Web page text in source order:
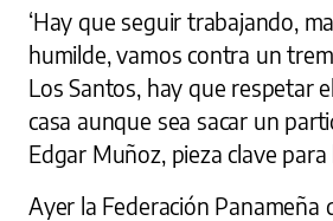
‘Hay que seguir trabajando,
humilde, vamos contra un
Los Santos, hay que respetar
casa aunque sea sacar un
Edgar Muñoz, pieza clave para
Ayer la Federación Panameña